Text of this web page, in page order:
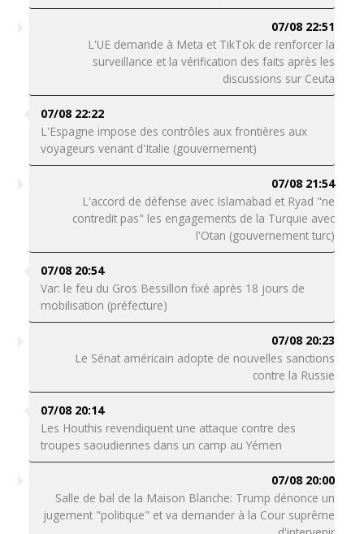
07/08 22:51
L'UE demande à Meta et TikTok de renforcer la
surveillance et la vérification des faits après les
discussions sur Ceuta
07/08 22:22
L'Espagne impose des contrôles aux frontières aux
voyageurs venant d'Italie (gouvernement)
07/08 21:54
L'accord de défense avec Islamabad et Ryad "ne
contredit pas" les engagements de la Turquie avec
l'Otan (gouvernement turc)
07/08 20:54
Var: le feu du Gros Bessillon fixé après 18 jours de
mobilisation (préfecture)
07/08 20:23
Le Sénat américain adopte de nouvelles sanctions
contre la Russie
07/08 20:14
Les Houthis revendiquent une attaque contre des
troupes saoudiennes dans un camp au Yémen
07/08 20:00
Salle de bal de la Maison Blanche: Trump dénonce un
jugement "politique" et va demander à la Cour suprême